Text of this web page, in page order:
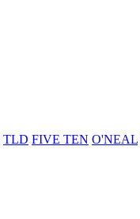
TLD FIVE TEN O'NEAL